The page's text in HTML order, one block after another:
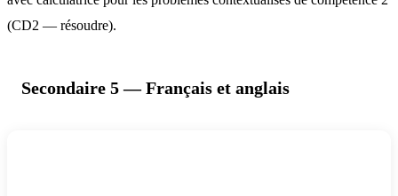
(CD2 — résoudre).
Secondaire 5 — Français et anglais